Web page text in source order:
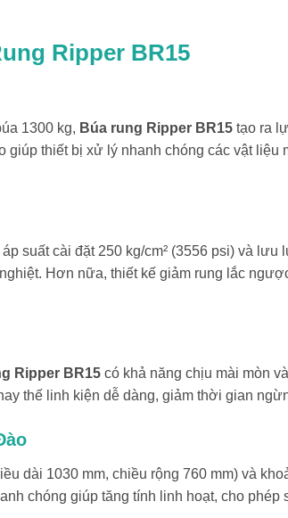
Ripper BR15
1300 kg, Búa rung Ripper BR15 tạo ra
thiết bị xử lý nhanh chóng các vật
suất cài đặt 250 kg/cm² (3556 psi) và
Hơn nữa, thiết kế giảm rung lắc
Ripper BR15 có khả năng chịu mài mòn
thế linh kiện dễ dàng, giảm thời gian
dài 1030 mm, chiều rộng 760 mm) và
chóng giúp tăng tính linh hoạt, cho